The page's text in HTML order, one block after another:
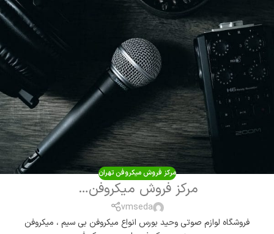
مرکز فروش میکروفن تهران
مرکز فروش میکروفن تهران
vmseda
فروشگاه لوازم صوتی وحید بورس انواع میکروفن بی سیم ، میکروفن